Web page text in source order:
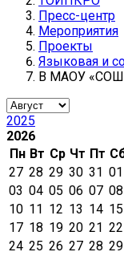
Пресс-центр
Мероприятия
Проекты
Языковая и
В МАОУ «СОШ
2025
2026
Пн Вт Ср Чт Пт
27 28 29 30 31 01
03 04 05 06 07 08
10 11 12 13 14 15
17 18 19 20 21 22
24 25 26 27 28 29